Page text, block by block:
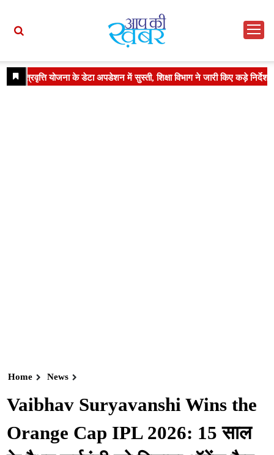
Home News
Vaibhav Suryavanshi Wins the
Orange Cap IPL 2026: 15 साल